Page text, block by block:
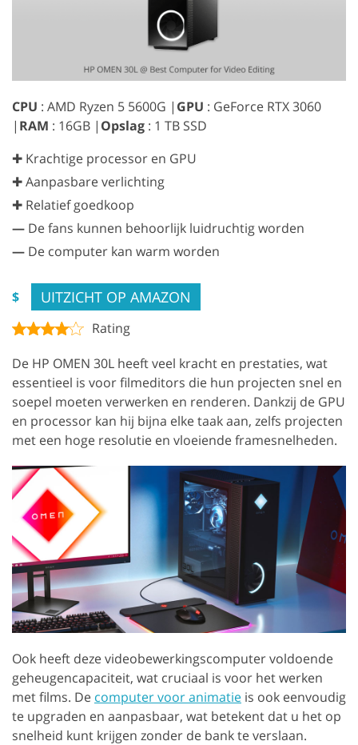
CPU : AMD Ryzen 5 5600G | GPU : GeForce RTX 3060
| RAM : 16GB | Opslag : 1 TB SSD
✚ Krachtige processor en GPU
✚ Aanpasbare verlichting
✚ Relatief goedkoop
— De fans kunnen behoorlijk luidruchtig worden
— De computer kan warm worden
$ UITZICHT OP AMAZON
Rating
De HP OMEN 30L heeft veel kracht en prestaties, wat
essentieel is voor filmeditors die hun projecten snel en
soepel moeten verwerken en renderen. Dankzij de GPU
en processor kan hij bijna elke taak aan, zelfs projecten
met een hoge resolutie en vloeiende framesnelheden.
Ook heeft deze videobewerkingscomputer voldoende
geheugencapaciteit, wat cruciaal is voor het werken
met films. De computer voor animatie is ook eenvoudig
te upgraden en aanpasbaar, wat betekent dat u het op
snelheid kunt krijgen zonder de bank te verslaan.